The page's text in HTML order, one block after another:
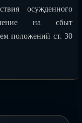
осужденного
на сбыт
положений ст. 30